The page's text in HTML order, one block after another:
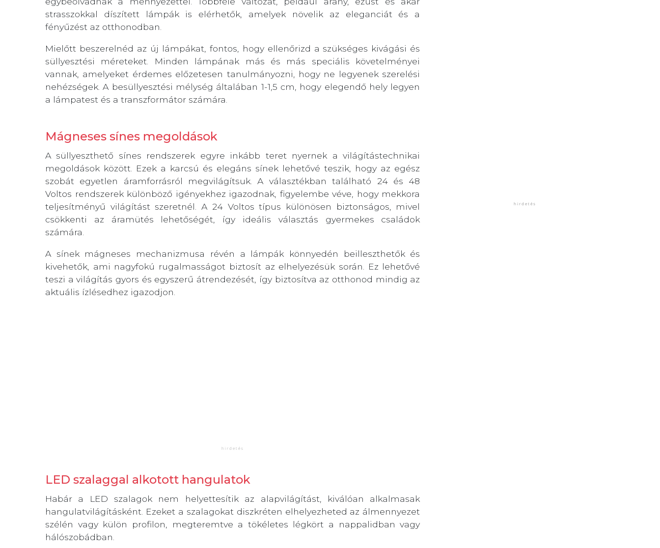
strasszokkal díszített lámpák is elérhetők, amelyek növelik az eleganciát és a
fényűzést az otthonodban.
Mielőtt beszerelnéd az új lámpákat, fontos, hogy ellenőrizd a szükséges kivágási és
süllyesztési méreteket. Minden lámpának más és más speciális követelményei
vannak, amelyeket érdemes előzetesen tanulmányozni, hogy ne legyenek szerelési
nehézségek. A besüllyesztési mélység általában 1-1,5 cm, hogy elegendő hely legyen
a lámpatest és a transzformátor számára.
Mágneses sínes megoldások
A süllyeszthető sínes rendszerek egyre inkább teret nyernek a világítástechnikai
megoldások között. Ezek a karcsú és elegáns sínek lehetővé teszik, hogy az egész
szobát egyetlen áramforrásról megvilágítsuk. A választékban található 24 és 48
Voltos rendszerek különböző igényekhez igazodnak, figyelembe véve, hogy mekkora
teljesítményű világítást szeretnél. A 24 Voltos típus különösen biztonságos, mivel
csökkenti az áramütés lehetőségét, így ideális választás gyermekes családok
számára.
A sínek mágneses mechanizmusa révén a lámpák könnyedén beilleszthetők és
kivehetők, ami nagyfokú rugalmasságot biztosít az elhelyezésük során. Ez lehetővé
teszi a világítás gyors és egyszerű átrendezését, így biztosítva az otthonod mindig az
aktuális ízlésedhez igazodjon.
LED szalaggal alkotott hangulatok
Habár a LED szalagok nem helyettesítik az alapvilágítást, kiválóan alkalmasak
hangulatvilágításként. Ezeket a szalagokat diszkréten elhelyezheted az álmennyezet
szélén vagy külön profilon, megteremtve a tökéletes légkört a nappalidban vagy
hálószobádban.